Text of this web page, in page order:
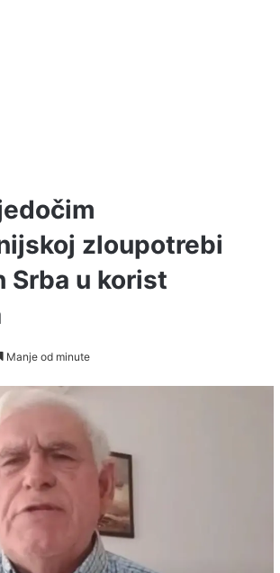
zloupotrebi
Srba u korist
Manje od minute